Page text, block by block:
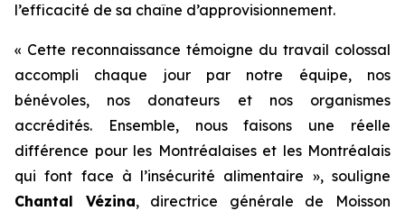
l’efficacité de sa chaîne d’approvisionnement.
« Cette reconnaissance témoigne du travail colossal
accompli chaque jour par notre équipe, nos
bénévoles, nos donateurs et nos organismes
accrédités. Ensemble, nous faisons une réelle
différence pour les Montréalaises et les Montréalais
qui font face à l’insécurité alimentaire », souligne
Chantal Vézina, directrice générale de Moisson